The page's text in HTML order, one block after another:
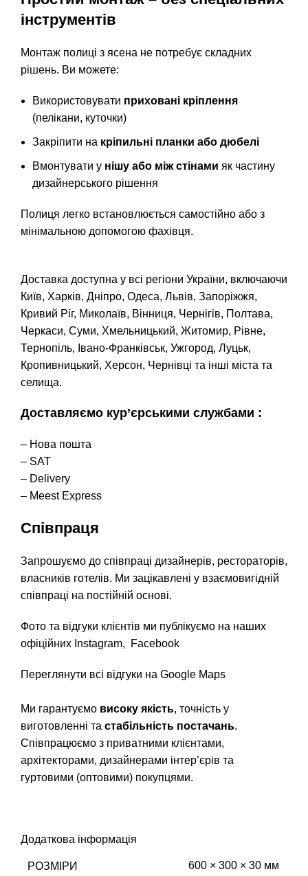
інструментів
Монтаж полиці з ясена не потребує складних
рішень. Ви можете:
Використовувати приховані кріплення
(пелікани, куточки)
Закріпити на кріпильні планки або дюбелі
Вмонтувати у нішу або між стінами як частину
дизайнерського рішення
Полиця легко встановлюється самостійно або з
мінімальною допомогою фахівця.
Доставка доступна у всі регіони України, включаючи
Київ, Харків, Дніпро, Одеса, Львів, Запоріжжя,
Кривий Ріг, Миколаїв, Вінниця, Чернігів, Полтава,
Черкаси, Суми, Хмельницький, Житомир, Рівне,
Тернопіль, Івано-Франківськ, Ужгород, Луцьк,
Кропивницький, Херсон, Чернівці та інші міста та
селища.
Доставляємо кур’єрськими службами :
– Нова пошта
– SAT
– Delivery
– Meest Express
Співпраця
Запрошуємо до співпраці дизайнерів, рестораторів,
власників готелів. Ми зацікавлені у взаємовигідній
співпраці на постійній основі.
Фото та відгуки клієнтів ми публікуємо на наших
офіційних Instagram, Facebook
Переглянути всі відгуки на Google Maps
Ми гарантуємо високу якість, точність у
виготовленні та стабільність постачань.
Співпрацюємо з приватними клієнтами,
архітекторами, дизайнерами інтер’єрів та
гуртовими (оптовими) покупцями.
Додаткова інформація
РОЗМІРИ 600 × 300 × 30 мм